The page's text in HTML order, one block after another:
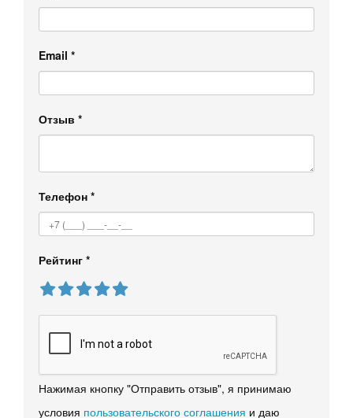
Email *
Отзыв *
Телефон *
Рейтинг *
Нажимая кнопку "Отправить отзыв", я принимаю
условия пользовательского соглашения и даю